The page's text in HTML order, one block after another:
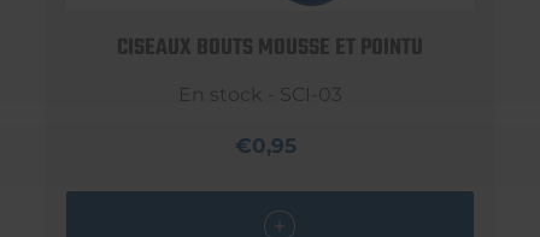
CISEAUX BOUTS MOUSSE ET POINTU
En stock - SCI-03
€0,95